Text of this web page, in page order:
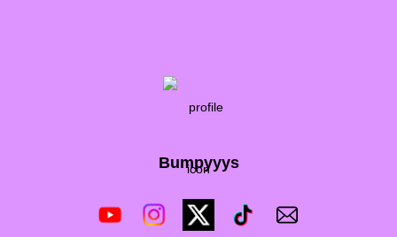
Bumpyyys